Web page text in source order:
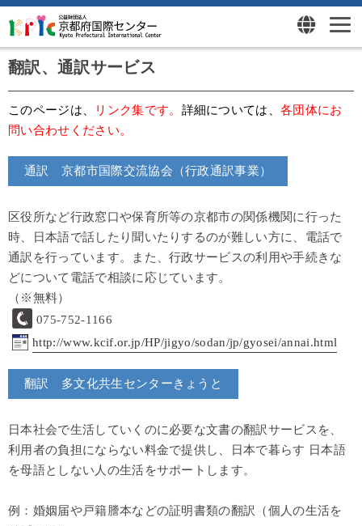
翻訳、通訳サービス
このページは、 リンク集です。 詳細については、各団体にお
問い合わせください。
通訳 京都市国際交流協会（行政通訳事業）
区役所など行政窓口や保育所等の京都市の関係機関に行った
時、日本語で話したり聞いたりするのが難しい方に、電話で
通訳を行っています。また、行政サービスの利用や手続きな
どについて電話で相談に応じています。
（※無料）
075-752-1166
http://www.kcif.or.jp/HP/jigyo/sodan/jp/gyosei/annai.html
翻訳 多文化共生センターきょうと
日本社会で生活していくのに必要な文書の翻訳サービスを、
利用者の負担にならない料金で提供し、日本で暮らす 日本語
を母語としない人の生活をサポートします。
例：婚姻届や戸籍謄本などの証明書類の翻訳（個人の生活を